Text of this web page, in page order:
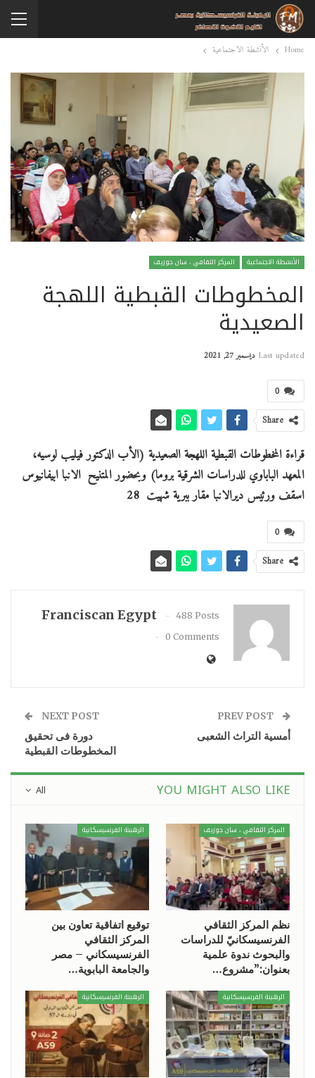
Home الأنشطة الاجتماعية
الأنشطة الاجتماعية المركز الثقافي ، سان جوزيف
المخطوطات القبطية اللهجة
الصعيدية
Last updated ديسمبر 27, 2021
0
Share
قراءة المخطوطات القبطية اللهجة الصعيدية (الأب الدكتور فيليب لوسيه،
المعهد الباباوي للدراسات الشرقية بروما) وبحضور المتنيح الانبا ابيفانيوس
اسقف ورئيس ديرالانبا مقار ببرية شهيت 28
0
Share
Franciscan Egypt
488 Posts
0 Comments
أمسية التراث الشعبى
NEXT POST
دورة فى تحقيق
المخطوطات القبطية
All YOU MIGHT ALSO LIKE
المركز الثقافي ، سان جوزيف
نظم المركز الثقافي
الفرنسيسكانيّ للدراسات
والبحوث ندوة علمية
بعنوان:”مشروع…
الرهبنة الفرنسيسكانية
توقيع اتفاقية تعاون بين
المركز الثقافي
الفرنسيسكاني – مصر
والجامعة البابوية…
الرهبنة الفرنسيسكانية الرهبنة الفرنسيسكانية